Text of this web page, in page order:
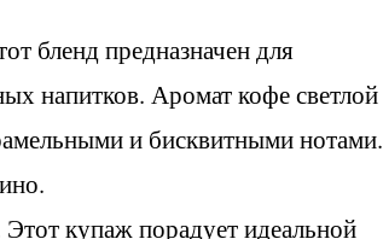
бленд предназначен для
напитков. Аромат кофе светлой
и бисквитными нотами.
купаж порадует идеальной